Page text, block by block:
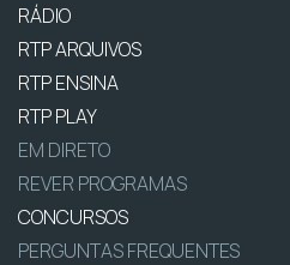
RÁDIO
RTP ARQUIVOS
RTP ENSINA
RTP PLAY
EM DIRETO
REVER PROGRAMAS
CONCURSOS
PERGUNTAS FREQUENTES